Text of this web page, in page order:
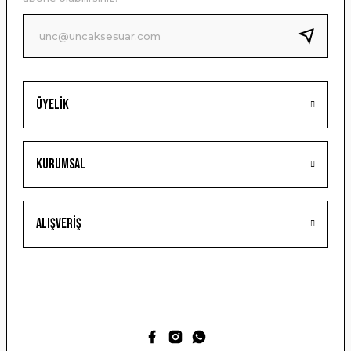
Ürün fiyatı diğer sitelerden daha pahalı.
Bu ürüne benzer farklı alternatifler olmalı.
Gönder
Üyelik
Kurumsal
Alışveriş